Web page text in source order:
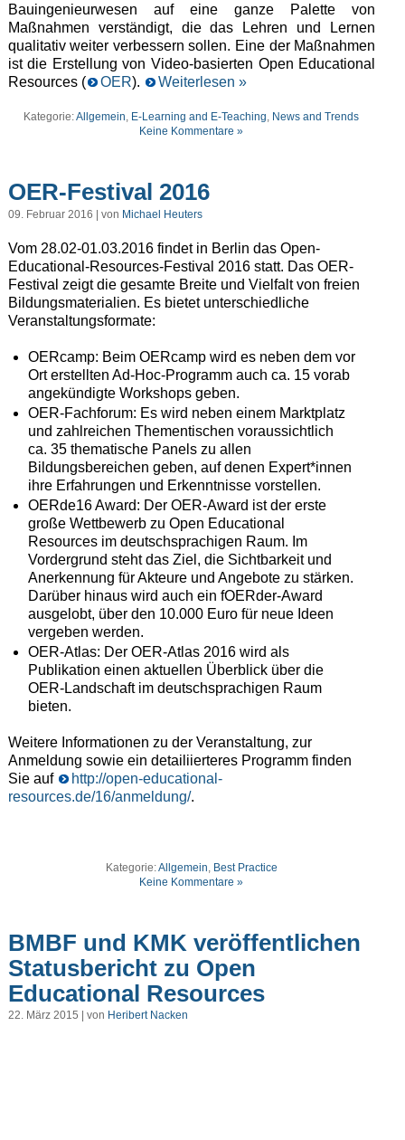
Bauingenieurwesen auf eine ganze Palette von
Maßnahmen verständigt, die das Lehren und Lernen
qualitativ weiter verbessern sollen. Eine der Maßnahmen
ist die Erstellung von Video-basierten Open Educational
Resources (
OER). Weiterlesen »
Kategorie:Allgemein E-Learning and E-Teaching News and Trends
Keine Kommentare »
OER-Festival 2016
09. Februar 2016 | von Michael Heuters
Vom 28.02-01.03.2016 findet in Berlin das Open-
Educational-Resources-Festival 2016 statt. Das OER-
Festival zeigt die gesamte Breite und Vielfalt von freien
Bildungsmaterialien. Es bietet unterschiedliche
Veranstaltungsformate:
OERcamp: Beim OERcamp wird es neben dem vor
Ort erstellten Ad-Hoc-Programm auch ca. 15 vorab
angekündigte Workshops geben.
OER-Fachforum: Es wird neben einem Marktplatz
und zahlreichen Thementischen voraussichtlich
ca. 35 thematische Panels zu allen
Bildungsbereichen geben, auf denen Expert*innen
ihre Erfahrungen und Erkenntnisse vorstellen.
OERde16 Award: Der OER-Award ist der erste
große Wettbewerb zu Open Educational
Resources im deutschsprachigen Raum. Im
Vordergrund steht das Ziel, die Sichtbarkeit und
Anerkennung für Akteure und Angebote zu stärken.
Darüber hinaus wird auch ein fOERder-Award
ausgelobt, über den 10.000 Euro für neue Ideen
vergeben werden.
OER-Atlas: Der OER-Atlas 2016 wird als
Publikation einen aktuellen Überblick über die
OER-Landschaft im deutschsprachigen Raum
bieten.
Weitere Informationen zu der Veranstaltung, zur
Anmeldung sowie ein detailiierteres Programm finden
Sie auf
http://open-educational-
resources.de/16/anmeldung/.
Kategorie:Allgemein Best Practice
Keine Kommentare »
BMBF und KMK veröffentlichen
Statusbericht zu Open
Educational Resources
22. März 2015 | von Heribert Nacken